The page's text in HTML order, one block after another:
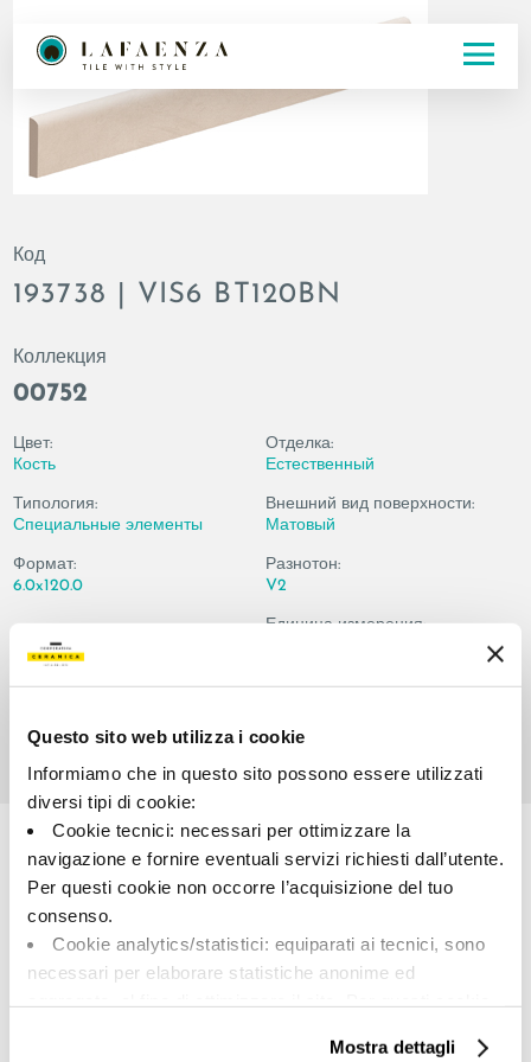
Questo sito web utilizza i cookie
Informiamo che in questo sito possono essere utilizzati
diversi tipi di cookie:
Cookie tecnici: necessari per ottimizzare la
navigazione e fornire eventuali servizi richiesti dall’utente.
Per questi cookie non occorre l’acquisizione del tuo
consenso.
Cookie analytics/statistici: equiparati ai tecnici, sono
necessari per elaborare statistiche anonime ed
Cookie di profilazione/marketing: sono utilizzati, solo
Mostra dettagli
Код
193738 | VIS6 BT120BN
Коллекция
00752
Цвет:
Кость
Типология:
Специальные элементы
Формат:
6.0x120.0
Отделка:
Естественный
Внешний вид поверхности:
Матовый
Разнотон:
V2
Единица измерения:
Share:
A brand of Cooperativa Ceramica d’Imola